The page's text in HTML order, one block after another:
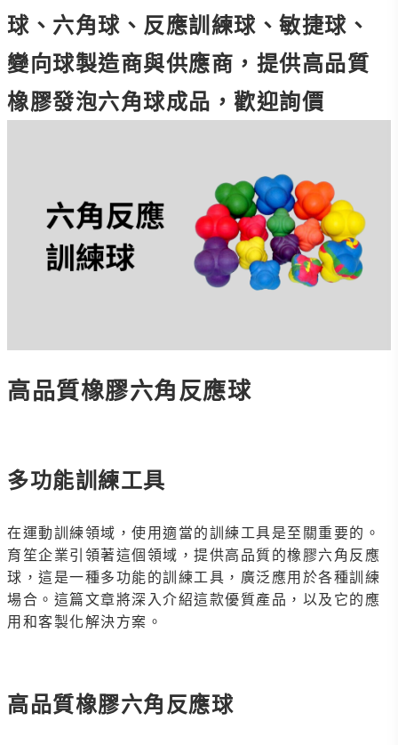
球、六角球、反應訓練球、敏捷球、
變向球製造商與供應商，提供高品質
橡膠發泡六角球成品，歡迎詢價
高品質橡膠六角反應球
多功能訓練工具
在運動訓練領域，使用適當的訓練工具是至關重要的。
育笙企業引領著這個領域，提供高品質的橡膠六角反應
球，這是一種多功能的訓練工具，廣泛應用於各種訓練
場合。這篇文章將深入介紹這款優質產品，以及它的應
用和客製化解決方案。
高品質橡膠六角反應球